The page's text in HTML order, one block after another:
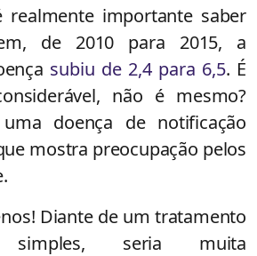
realmente importante saber
de 2010 para 2015, a
subiu de 2,4 para 6,5. É
não é mesmo?
doença de notificação
mostra preocupação pelos
Diante de um tratamento
simples, seria muita